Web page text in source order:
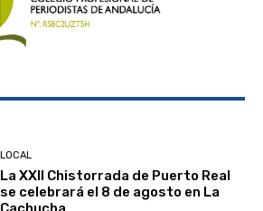
LOCAL
La XXII Chistorrada de Puerto Real
se celebrará el 8 de agosto en La